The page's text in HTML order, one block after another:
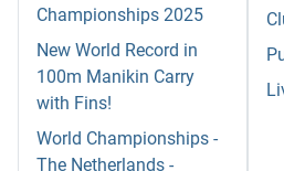
Championships 2025
New World Record in
100m Manikin Carry
with Fins!
World Championships -
The Netherlands -